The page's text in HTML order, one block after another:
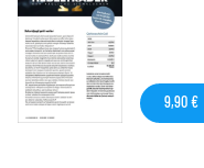
9,90 €